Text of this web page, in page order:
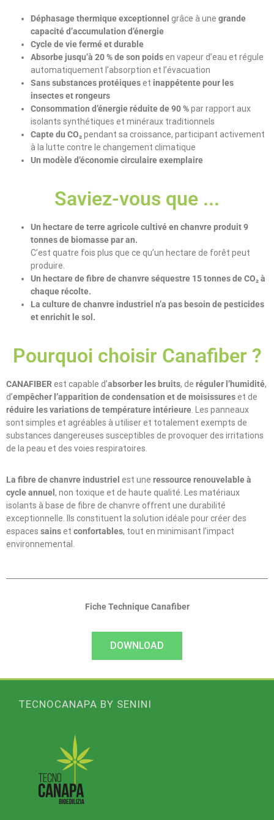
Déphasage thermique exceptionnel grâce à une grande
capacité d’accumulation d’énergie
Cycle de vie fermé et durable
Absorbe jusqu’à 20 % de son poidsen vapeur d’eau et régule
automatiquement l’absorption et l’évacuation
Sans substances protéiqueset inappétente pour les
insectes et rongeurs
Consommation d’énergie réduite de 90 %par rapport aux
isolants synthétiques et minéraux traditionnels
Capte du CO₂pendant sa croissance, participant activement
à la lutte contre le changement climatique
Un modèle d’économie circulaire exemplaire
Saviez-vous que ...
Un hectare de terre agricole cultivé en chanvre produit 9
tonnes de biomasse par an.
C’est quatre fois plus que ce qu’un hectare de forêt peut
produire.
Un hectare de fibre de chanvre séquestre 15 tonnes de CO₂ à
chaque récolte.
La culture de chanvre industriel n’a pas besoin de pesticides
et enrichit le sol.
Pourquoi choisir Canafiber ?
CANAFIBERest capable d’absorber les bruits, de réguler l’humidité,
d’empêcher l’apparition de condensation et de moisissureset de
réduire les variations de température intérieure. Les panneaux
sont simples et agréables à utiliser et totalement exempts de
substances dangereuses susceptibles de provoquer des irritations
de la peau et des voies respiratoires.
La fibre de chanvre industriel est une ressource renouvelable à
cycle annuel , non toxique et de haute qualité. Les matériaux
isolants à base de fibre de chanvre offrent une durabilité
exceptionnelle. Ils constituent la solution idéale pour créer des
espaces sainset confortables, tout en minimisant l’impact
environnemental.
Fiche Technique Canafiber
DOWNLOAD
TECNOCANAPA BY SENINI